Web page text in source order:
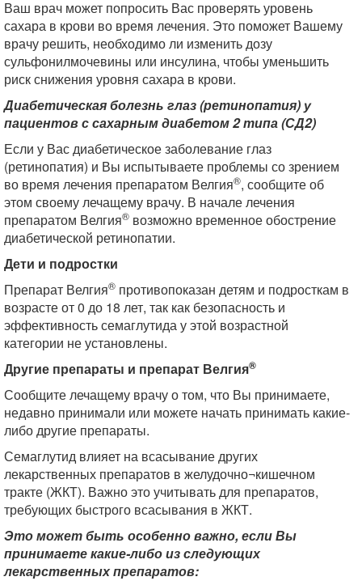
Ваш врач может попросить Вас проверять уровень
сахара в крови во время лечения. Это поможет Вашему
врачу решить, необходимо ли изменить дозу
сульфонилмочевины или инсулина, чтобы уменьшить
риск снижения уровня сахара в крови.
Диабетическая болезнь глаз (ретинопатия) у
пациентов с сахарным диабетом 2 типа (СД2)
Если у Вас диабетическое заболевание глаз
(ретинопатия) и Вы испытываете проблемы со зрением
во время лечения препаратом Велгия®, сообщите об
этом своему лечащему врачу. В начале лечения
препаратом Велгия® возможно временное обострение
диабетической ретинопатии.
Дети и подростки
Препарат Велгия® противопоказан детям и подросткам в
возрасте от 0 до 18 лет, так как безопасность и
эффективность семаглутида у этой возрастной
категории не установлены.
Другие препараты и препарат Велгия®
Сообщите лечащему врачу о том, что Вы принимаете,
недавно принимали или можете начать принимать какие-
либо другие препараты.
Семаглутид влияет на всасывание других
лекарственных препаратов в желудочно¬кишечном
тракте (ЖКТ). Важно это учитывать для препаратов,
требующих быстрого всасывания в ЖКТ.
Это может быть особенно важно, если Вы
принимаете какие-либо из следующих
лекарственных препаратов: